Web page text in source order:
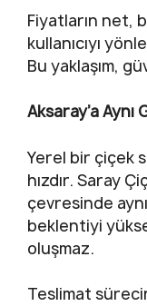
Fiyatların net,
kullanıcıyı
Bu yaklaşım,
Aksaray’a
Yerel bir çiçek
hızdır. Saray
çevresinde
beklentiyi
oluşmaz.
Teslimat